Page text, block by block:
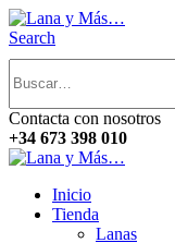
Search
Contacta con nosotros
+34 673 398 010
Inicio
Tienda
Lanas